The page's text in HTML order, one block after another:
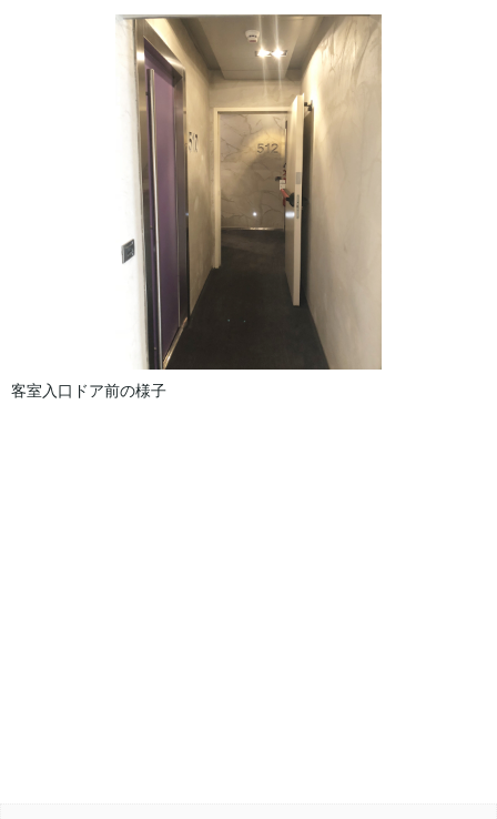
客室入口ドア前の様子